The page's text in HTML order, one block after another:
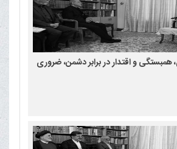
و اقتدار در برابر دشمن، ضروری